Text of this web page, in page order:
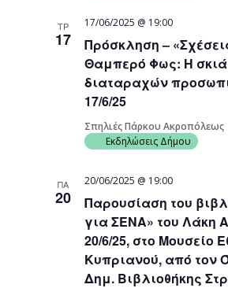
ΤΡ
17
Πρόσκληση –
Θαμπερό Φως: Η
διαταραχών
17/6/25
17/06/2025 @ 19:00
Σπηλιές Πάρκου Ακροπόλεως
Εκδηλώσεις Δήμου
ΠΑ
20
Παρουσίαση του
για ΣΕΝΑ» του Λάκη
20/6/25, στο Μουσείο
Κυπριανού, από τον
Δημ. Βιβλιοθήκης
20/06/2025 @ 19:00